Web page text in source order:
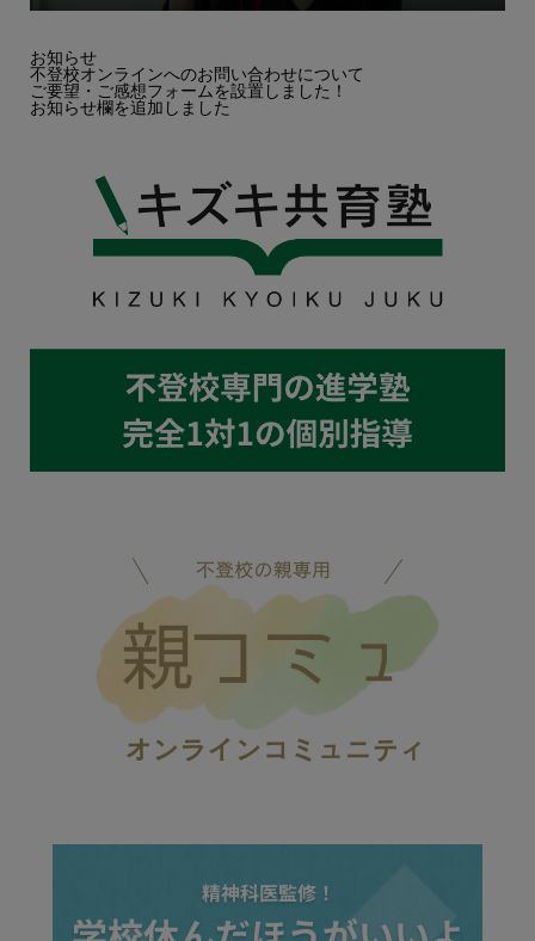
お知らせ
不登校オンラインへのお問い合わせについて
ご要望・ご感想フォームを設置しました！
お知らせ欄を追加しました